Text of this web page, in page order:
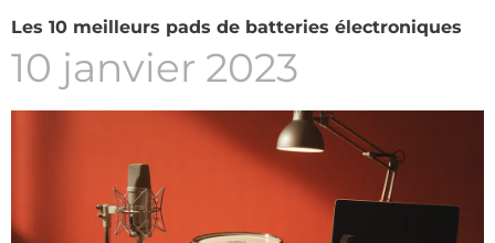
Les 10 meilleurs pads de batteries électroniques
10 janvier 2023